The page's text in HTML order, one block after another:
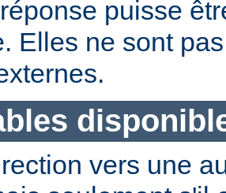
puisse
Elles ne sont
vers une